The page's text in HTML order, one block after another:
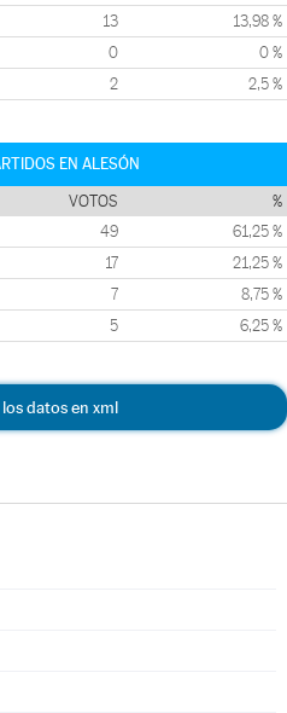
13 13,98 %
0 0 %
2 2,5 %
EN ALESÓN
VOTOS %
49 61,25 %
17 21,25 %
7 8,75 %
5 6,25 %
datos en xml